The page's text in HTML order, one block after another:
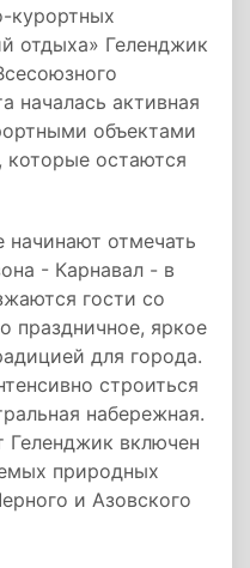
курортных
отдыха» Геленджик
началась активная
объектами
которые остаются
начинают отмечать
- Карнавал - в
гости со
праздничное, яркое
для города.
строиться
набережная.
Геленджик включен
природных
и Азовского